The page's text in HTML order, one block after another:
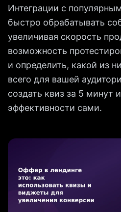
Интеграции с
быстро обрабатывать
увеличивая скорость
возможность
и определить, какой из
всего для вашей
создать квиз за 5 минут
эффективности сами.